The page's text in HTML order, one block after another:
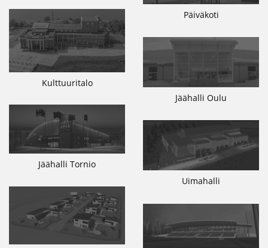
Päiväkoti
Kulttuuritalo
Jäähalli Oulu
Jäähalli Tornio
Uimahalli